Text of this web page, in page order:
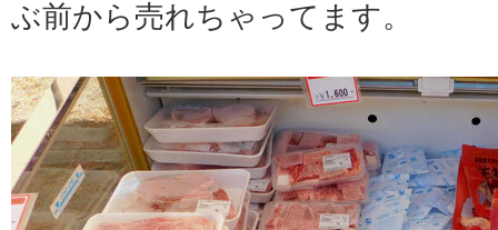
ぶ前から売れちゃってます。